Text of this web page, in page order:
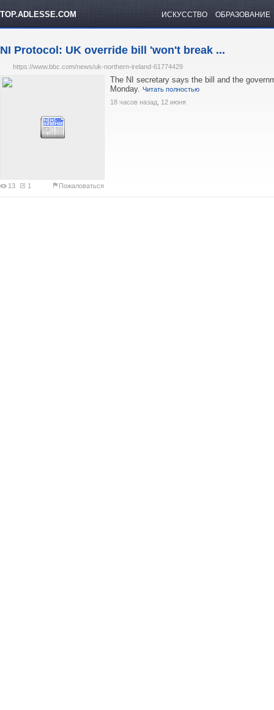
TOP.ADLESSE.COM ИСКУССТВО ОБРАЗОВАНИЕ
NI Protocol: UK override bill 'won't break ...
https://www.bbc.com/news/uk-northern-ireland-61774429
13 1 Пожаловаться
The NI secretary says the bill and the
Monday. Читать полностью
18 часов назад, 12 июня